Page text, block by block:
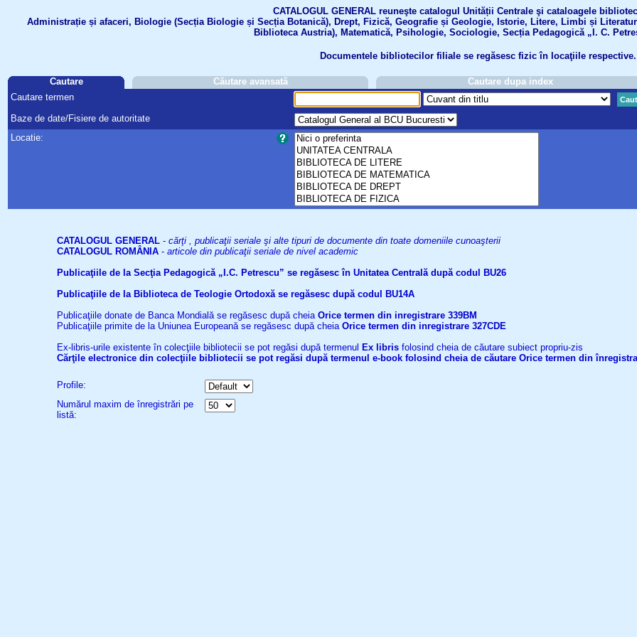
CATALOGUL GENERAL reuneşte catalogul Unității Centrale şi cataloagele
Administrație și afaceri, Biologie (Secția Biologie și Secția Botanică), Drept, Fizică, Geografie și Geologie, Istorie, Litere, Limbi și
Biblioteca Austria), Matematică, Psihologie, Sociologie, Secția Pedagogică „I. C.
Documentele bibliotecilor filiale se regăsesc fizic în locaţiile respective.
Cautare Căutare avansată
Cautare dupa index
Cautare termen
Baze de date/Fisiere de autoritate
Locatie:
CATALOGUL GENERAL - cărţi , publicaţii seriale şi alte tipuri de documente din toate domeniile cunoaşterii
CATALOGUL ROMÂNIA - articole din publicaţii seriale de nivel academic
Publicaţiile de la Secţia Pedagogică „I.C. Petrescu” se regăsesc în Unitatea Centrală după codul BU26
Publicaţiile de la Biblioteca de Teologie Ortodoxă se regăsesc după codul BU14A
Publicaţiile donate de Banca Mondială se regăsesc după cheia Orice termen din inregistrare 339BM
Publicaţiile primite de la Uniunea Europeană se regăsesc după cheia Orice termen din inregistrare 327CDE
Ex-libris-urile existente în colecţiile bibliotecii se pot regăsi după termenul Ex libris folosind cheia de căutare subiect propriu-zis
Cărţile electronice din colecţiile bibliotecii se pot regăsi după termenul e-book folosind cheia de căutare Orice termen din
Profile:
Numărul maxim de înregistrări pe
listă: